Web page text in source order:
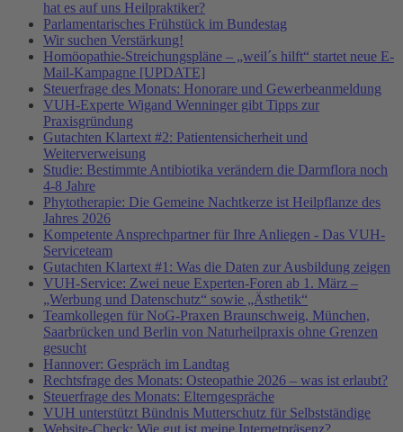
hat es auf uns Heilpraktiker?
Parlamentarisches Frühstück im Bundestag
Wir suchen Verstärkung!
Homöopathie-Streichungspläne – „weil´s hilft“ startet neue E-
Mail-Kampagne [UPDATE]
Steuerfrage des Monats: Honorare und Gewerbeanmeldung
VUH-Experte Wigand Wenninger gibt Tipps zur
Praxisgründung
Gutachten Klartext #2: Patientensicherheit und
Weiterverweisung
Studie: Bestimmte Antibiotika verändern die Darmflora noch
4-8 Jahre
Phytotherapie: Die Gemeine Nachtkerze ist Heilpflanze des
Jahres 2026
Kompetente Ansprechpartner für Ihre Anliegen - Das VUH-
Serviceteam
Gutachten Klartext #1: Was die Daten zur Ausbildung zeigen
VUH-Service: Zwei neue Experten-Foren ab 1. März –
„Werbung und Datenschutz“ sowie „Ästhetik“
Teamkollegen für NoG-Praxen Braunschweig, München,
Saarbrücken und Berlin von Naturheilpraxis ohne Grenzen
gesucht
Hannover: Gespräch im Landtag
Rechtsfrage des Monats: Osteopathie 2026 – was ist erlaubt?
Steuerfrage des Monats: Elterngespräche
VUH unterstützt Bündnis Mutterschutz für Selbstständige